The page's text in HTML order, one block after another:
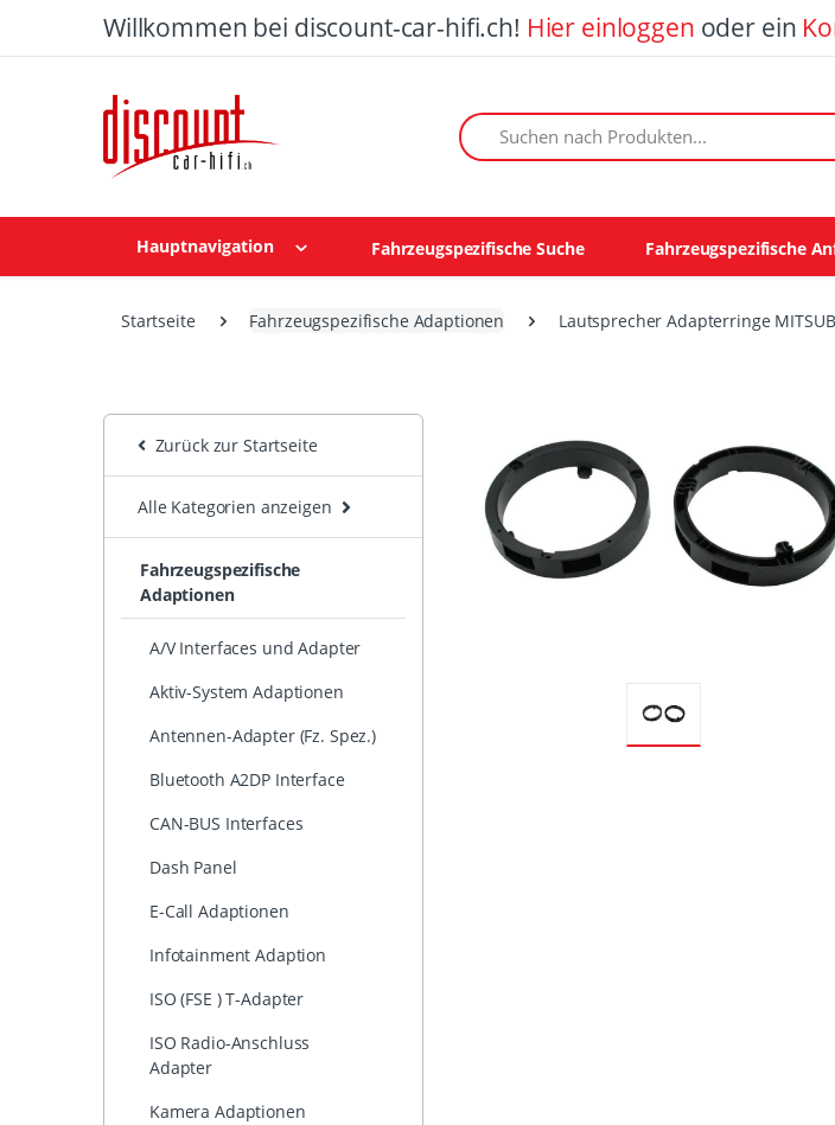
Willkommen bei discount-car-hifi.ch! Hier einloggen oder ein
Suchen nach Produkten:
Hauptnavigation Fahrzeugspezifische Suche Fahrzeugspezifische
Startseite Fahrzeugspezifische Adaptionen Lautsprecher Adapterringe
Zurück zur Startseite
Alle Kategorien anzeigen
Fahrzeugspezifische
Adaptionen
A/V Interfaces und Adapter
Aktiv-System Adaptionen
Antennen-Adapter (Fz. Spez.)
Bluetooth A2DP Interface
CAN-BUS Interfaces
Dash Panel
E-Call Adaptionen
Infotainment Adaption
ISO (FSE ) T-Adapter
ISO Radio-Anschluss
Adapter
Kamera Adaptionen